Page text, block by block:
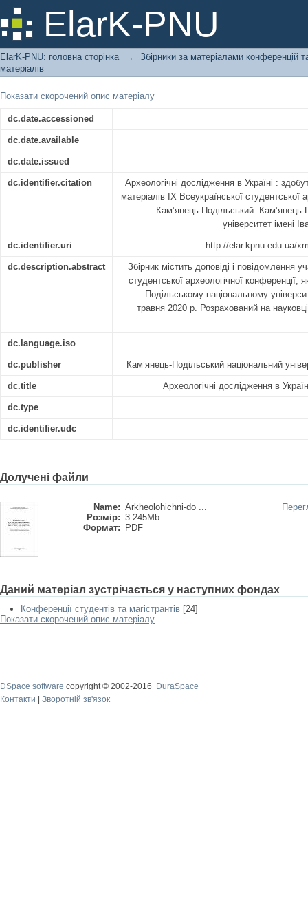
ElarK-PNU
Археологічні дослідження в
ElarK-PNU: головна сторінка →
Збірники за матеріалами конференцій
матеріалів
Показати скорочений опис матеріалу
dc.date.accessioned
dc.date.available
dc.date.issued
dc.identifier.citation
Археологічні дослідження в Україні :
матеріалів IX Всеукраїнської студентської
– Кам’янець-Подільський: Кам’янець-
університет імені
dc.identifier.uri http://elar.kpnu.edu.ua/
dc.description.abstract
Збірник містить доповіді і повідомлення
студентської археологічної конференції,
Подільському національному
травня 2020 р. Розрахований на
dc.language.iso
dc.publisher Кам’янець-Подільський національний
dc.title Археологічні дослідження в
dc.type
dc.identifier.udc
Долучені файли
Name: Arkheolohichni-do ...
Розмір: 3.245Mb
Формат:
PDF
Даний матеріал зустрічається у наступних фондах
Конференції студентів та магістрантів [24]
Показати скорочений опис матеріалу
DSpace software copyright © 2002-2016
DuraSpace
Контакти
Зворотній зв'язок